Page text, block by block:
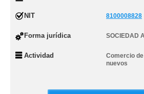
NIT 8100008828
Forma jurídica SOCIEDAD
Actividad
Comercio
nuevos